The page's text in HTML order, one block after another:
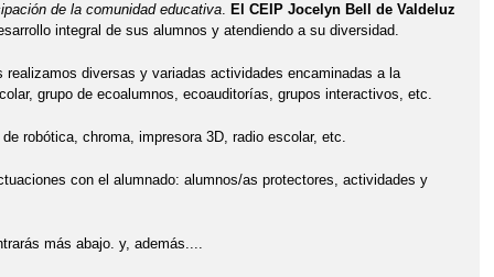
de la comunidad educativa. El CEIP Jocelyn Bell de Valdeluz
integral de sus alumnos y atendiendo a su diversidad.
diversas y variadas actividades encaminadas a la
grupo de ecoalumnos, ecoauditorías, grupos interactivos, etc.
robótica, chroma, impresora 3D, radio escolar, etc.
con el alumnado: alumnos/as protectores, actividades y
más abajo. y, además....